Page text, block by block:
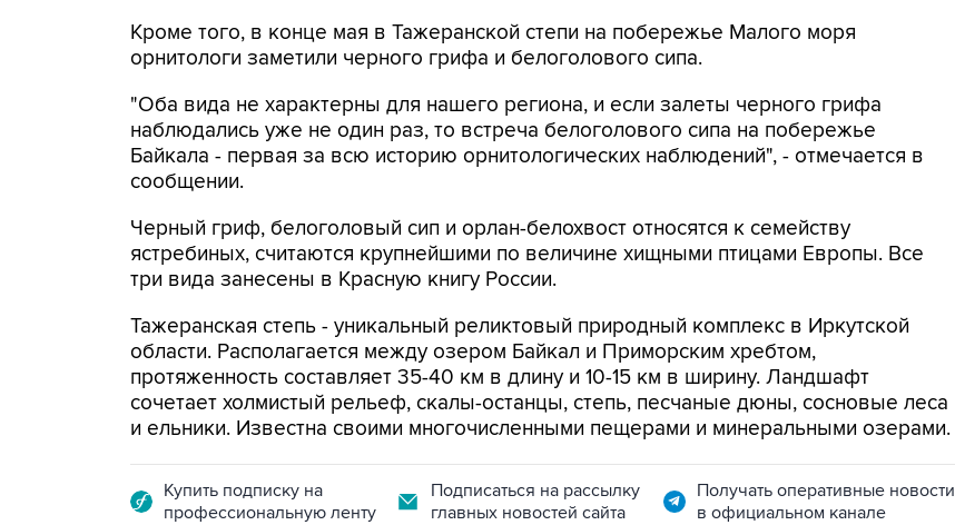
Кроме того, в конце мая в Тажеранской степи на побережье Малого моря
орнитологи заметили черного грифа и белоголового сипа.
"Оба вида не характерны для нашего региона, и если залеты черного грифа
наблюдались уже не один раз, то встреча белоголового сипа на побережье
Байкала - первая за всю историю орнитологических наблюдений", - отмечается в
сообщении.
Черный гриф, белоголовый сип и орлан-белохвост относятся к семейству
ястребиных, считаются крупнейшими по величине хищными птицами Европы. Все
три вида занесены в Красную книгу России.
Тажеранская степь - уникальный реликтовый природный комплекс в Иркутской
области. Располагается между озером Байкал и Приморским хребтом,
протяженность составляет 35-40 км в длину и 10-15 км в ширину. Ландшафт
сочетает холмистый рельеф, скалы-останцы, степь, песчаные дюны, сосновые леса
и ельники. Известна своими многочисленными пещерами и минеральными озерами.
Купить подписку на
профессиональную ленту
Подписаться на рассылку
главных новостей сайта
Получать оперативные новости
в официальном канале